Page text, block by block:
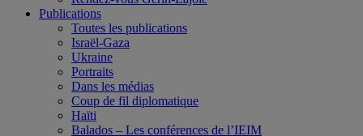
Publications
Toutes les publications
Israël-Gaza
Ukraine
Portraits
Dans les médias
Coup de fil diplomatique
Haïti
Balados – Les conférences de l’IEIM